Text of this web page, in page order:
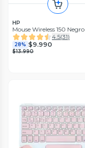
HP
Mouse Wireless 150 Negro
4.5(31)
28% $9.990
$13.990